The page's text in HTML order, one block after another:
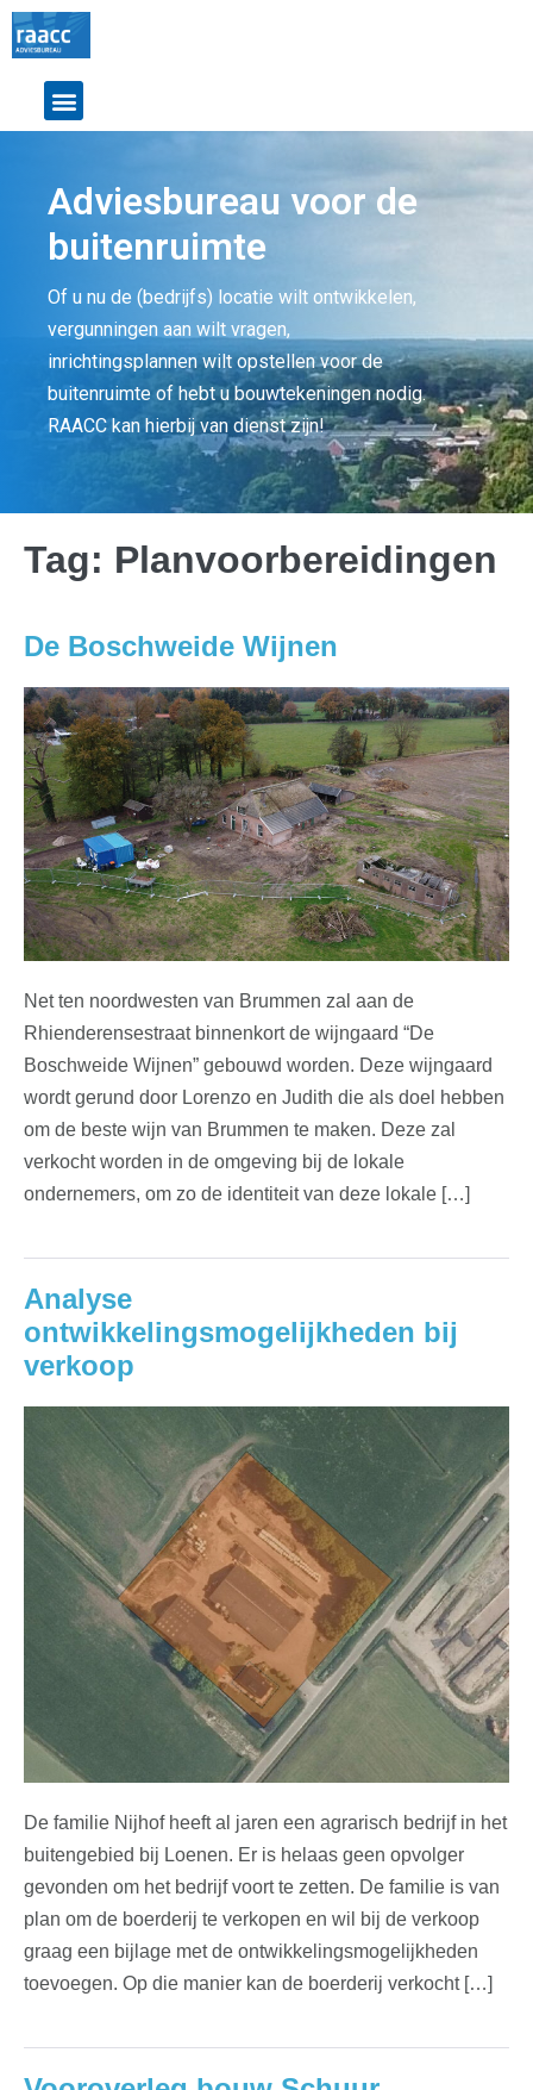
Adviesbureau voor de
buitenruimte
Of u nu de (bedrijfs) locatie wilt ontwikkelen,
vergunningen aan wilt vragen,
inrichtingsplannen wilt opstellen voor de
buitenruimte of hebt u bouwtekeningen nodig.
RAACC kan hierbij van dienst zijn!
Tag: Planvoorbereidingen
De Boschweide Wijnen
Net ten noordwesten van Brummen zal aan de
Rhienderensestraat binnenkort de wijngaard “De
Boschweide Wijnen” gebouwd worden. Deze wijngaard
wordt gerund door Lorenzo en Judith die als doel hebben
om de beste wijn van Brummen te maken. Deze zal
verkocht worden in de omgeving bij de lokale
ondernemers, om zo de identiteit van deze lokale […]
Analyse
ontwikkelingsmogelijkheden bij
verkoop
De familie Nijhof heeft al jaren een agrarisch bedrijf in het
buitengebied bij Loenen. Er is helaas geen opvolger
gevonden om het bedrijf voort te zetten. De familie is van
plan om de boerderij te verkopen en wil bij de verkoop
graag een bijlage met de ontwikkelingsmogelijkheden
toevoegen. Op die manier kan de boerderij verkocht […]